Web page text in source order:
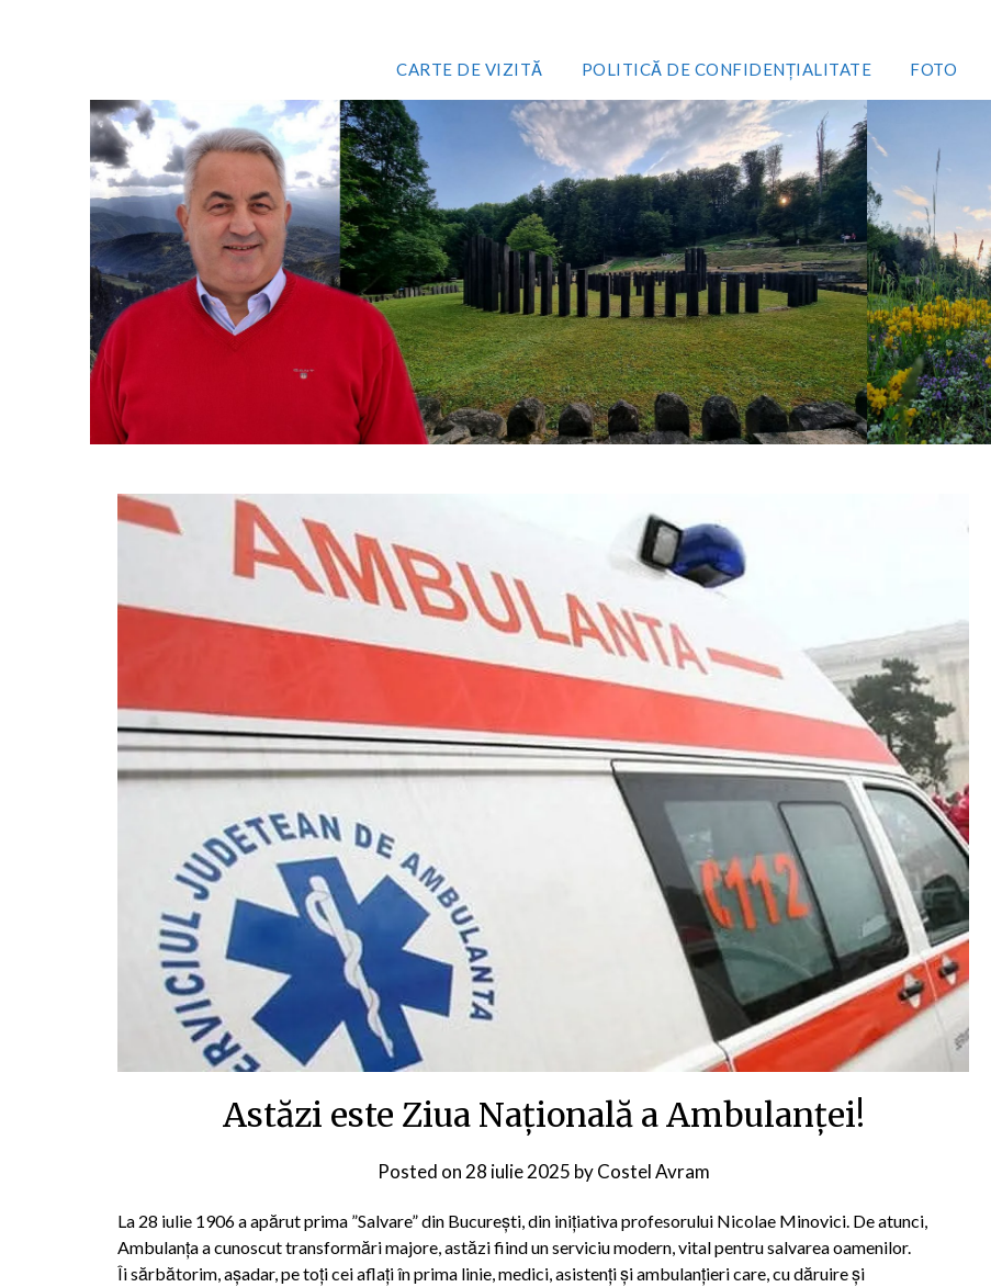
CARTE DE VIZITĂ POLITICĂ DE CONFIDENȚIALITATE FOTO
Astăzi este Ziua Națională a Ambulanței!
Posted on 28 iulie 2025 byCostel Avram
La 28 iulie 1906 a apărut prima ”Salvare” din Bucureşti, din iniţiativa profesorului Nicolae Minovici. De atunci,
Ambulanța a cunoscut transformări majore, astăzi fiind un serviciu modern, vital pentru salvarea oamenilor.
Îi sărbătorim, așadar, pe toți cei aflați în prima linie, medici, asistenți și ambulanțieri care, cu dăruire și